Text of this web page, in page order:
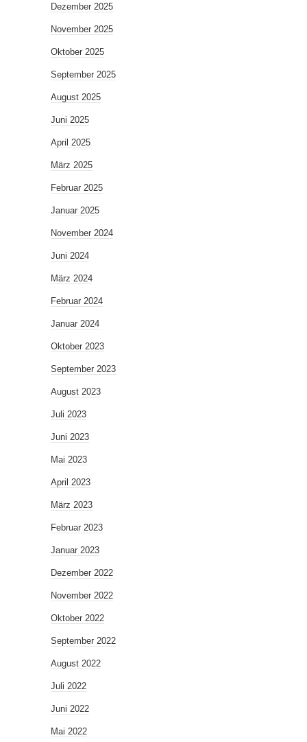
Dezember 2025
November 2025
Oktober 2025
September 2025
August 2025
Juni 2025
April 2025
März 2025
Februar 2025
Januar 2025
November 2024
Juni 2024
März 2024
Februar 2024
Januar 2024
Oktober 2023
September 2023
August 2023
Juli 2023
Juni 2023
Mai 2023
April 2023
März 2023
Februar 2023
Januar 2023
Dezember 2022
November 2022
Oktober 2022
September 2022
August 2022
Juli 2022
Juni 2022
Mai 2022